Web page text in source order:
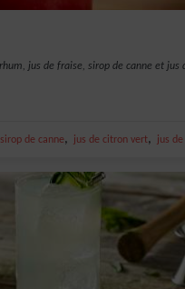
jus de fraise, sirop de canne et jus
sirop de canne, jus de citron vert, jus